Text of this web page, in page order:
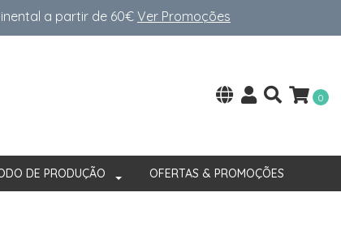
a partir de 60€Ver Promoções
0
DE PRODUÇÃO OFERTAS & PROMOÇÕES